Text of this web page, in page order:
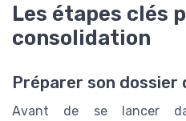
Les étapes clés
consolidation
Préparer son dossier
Avant de se lancer